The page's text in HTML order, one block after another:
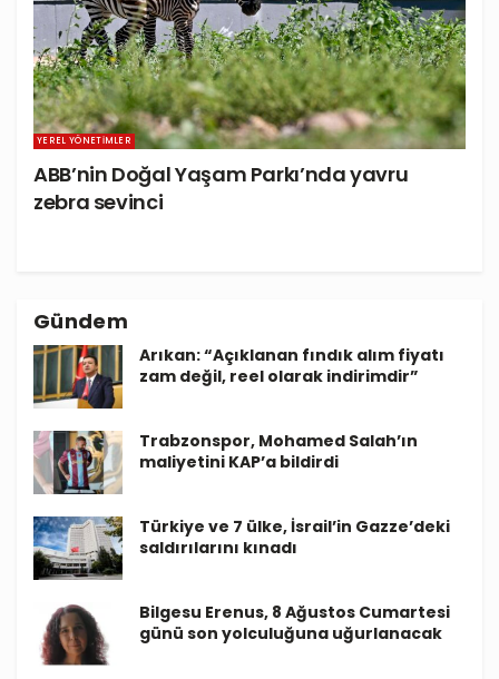
YEREL YÖNETIMLER
ABB’nin Doğal Yaşam Parkı’nda yavru
zebra sevinci
Gündem
Arıkan: “Açıklanan fındık alım fiyatı
zam değil, reel olarak indirimdir”
Trabzonspor, Mohamed Salah’ın
maliyetini KAP’a bildirdi
Türkiye ve 7 ülke, İsrail’in Gazze’deki
saldırılarını kınadı
Bilgesu Erenus, 8 Ağustos Cumartesi
günü son yolculuğuna uğurlanacak